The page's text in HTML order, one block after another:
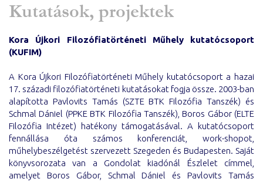
Kutatások, projektek
Kora Újkori Filozófiatörténeti Műhely kutatócsoport
(KUFIM)
A Kora Újkori Filozófiatörténeti Műhely kutatócsoport a hazai
17. századi filozófiatörténeti kutatásokat fogja össze. 2003-ban
alapította Pavlovits Tamás (SZTE BTK Filozófia Tanszék) és
Schmal Dániel (PPKE BTK Filozófia Tanszék), Boros Gábor (ELTE
Filozófia Intézet) hatékony támogatásával. A kutatócsoport
fennállása óta számos konferenciát, work-shopot,
műhelybeszélgetést szervezett Szegeden és Budapesten. Saját
könyvsorozata van a Gondolat kiadónál Észlelet címmel,
amelyet Boros Gábor, Schmal Dániel és Pavlovits Tamás